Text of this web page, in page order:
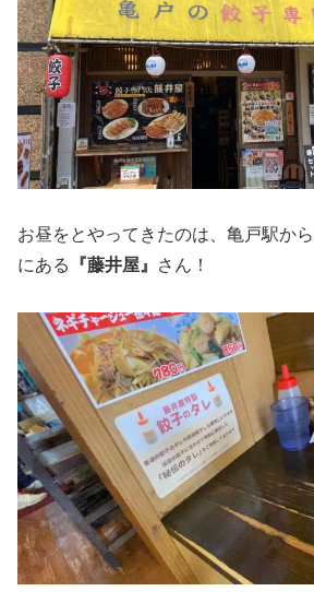
お昼をとやってきたのは、亀戸駅か
にある
『藤井屋』 さん！